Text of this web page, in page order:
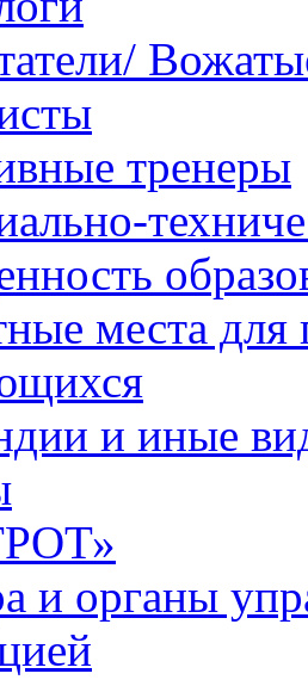
тренеры
места для
и иные
и органы